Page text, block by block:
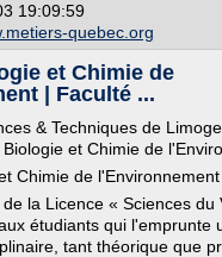
19:09:59
quebec.org
et Chimie de
| Faculté ...
& Techniques de
et Chimie de
Chimie de l'Environnement
la Licence « Sciences du
étudiants qui l'emprunte
tant théorique que